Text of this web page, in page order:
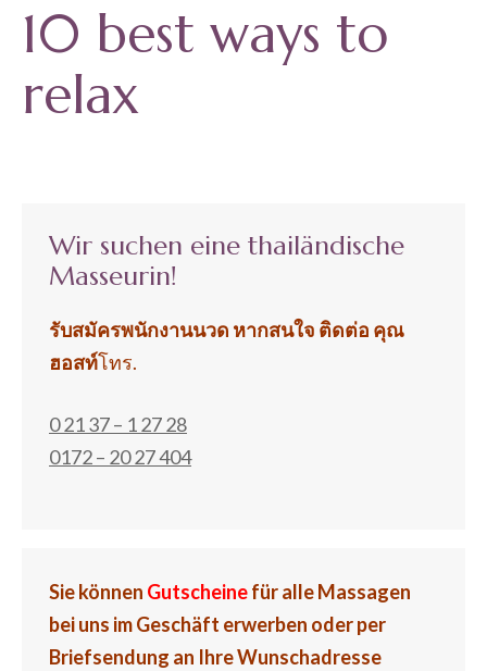
10 best ways to
relax
Wir suchen eine thailändische
Masseurin!
รับสมัครพนักงานนวด หากสนใจ ติดต่อ คุณ
ฮอสท์โทร.
0 21 37 – 1 27 28
0172 – 20 27 404
Sie können Gutscheinefür alle Massagen
bei uns im Geschäft erwerben oder per
Briefsendung an Ihre Wunschadresse